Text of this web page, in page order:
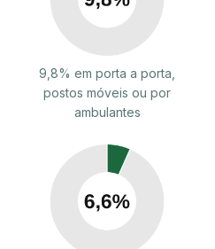
9,8% em porta a porta,
postos móveis ou por
ambulantes